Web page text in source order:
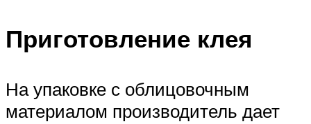
Приготовление клея
На упаковке с облицовочным
материалом производитель дает